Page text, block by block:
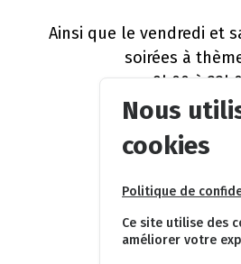
Ainsi que le vendredi et
soirées à
9h00 à
Réservation
Nous
cookies
Politique de
Ce site utilise des
améliorer votre